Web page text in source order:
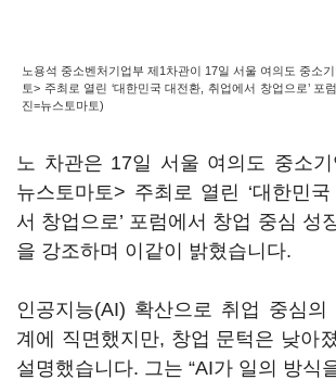
노용석 중소벤처기업부 제1차관이 17일 서울 여의도 중소
토> 주최로 열린 ‘대한민국 대전환, 취업에서 창업으로’ 포
진=뉴스토마토)
노 차관은 17일 서울 여의도 중소
뉴스토마토> 주최로 열린 ‘대한민국
서 창업으로’ 포럼에서 창업 중심 성
을 강조하며 이같이 밝혔습니다.
인공지능(AI) 확산으로 취업 중심
계에 직면했지만, 창업 문턱은 낮아
설명했습니다. 그는 “AI가 일의 방식